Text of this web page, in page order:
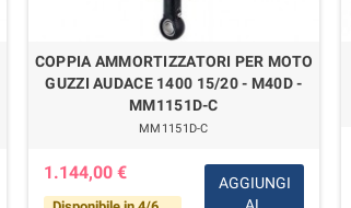
COPPIA AMMORTIZZATORI PER MOTO
GUZZI AUDACE 1400 15/20 - M40D -
MM1151D-C
MM1151D-C
1.144,00 €
AGGIUNGI